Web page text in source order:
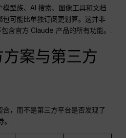
型族、AI 搜索、图像工具和文档
可能比单独订阅更划算。这并非
含官方 Claude 产品的所有功能。.
案与第三方
，而不是第三方平台是否发现了
。.